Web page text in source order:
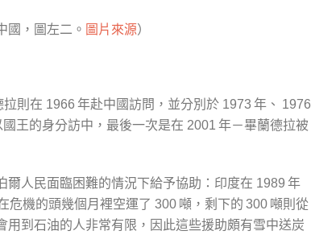
國，圖左二。 圖片來源）
拉則在 1966 年赴中國訪問，並分別於 1973 年、 1976
國王的身分訪中，最後一次是在 2001 年－畢蘭德拉被
人民面臨困難的情況下給予協助：印度在 1989 年
危機的頭幾個月裡空運了 300 噸，剩下的 300 噸則從
到石油的人非常有限，因此這些援助頗有雪中送炭